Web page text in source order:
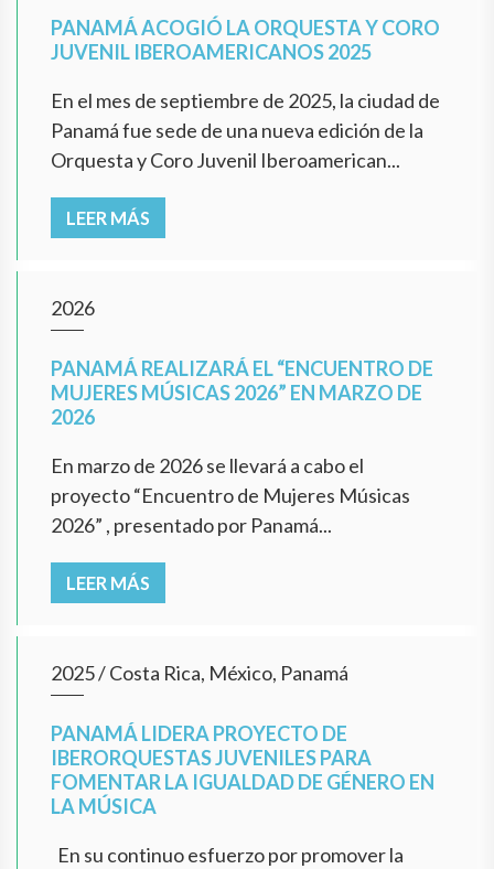
PANAMÁ ACOGIÓ LA ORQUESTA Y CORO
JUVENIL IBEROAMERICANOS 2025
En el mes de septiembre de 2025, la ciudad de
Panamá fue sede de una nueva edición de la
Orquesta y Coro Juvenil Iberoamerican...
LEER MÁS
2026
PANAMÁ REALIZARÁ EL “ENCUENTRO DE
MUJERES MÚSICAS 2026” EN MARZO DE
2026
En marzo de 2026 se llevará a cabo el
proyecto “Encuentro de Mujeres Músicas
2026” , presentado por Panamá...
LEER MÁS
2025/Costa Rica, México, Panamá
PANAMÁ LIDERA PROYECTO DE
IBERORQUESTAS JUVENILES PARA
FOMENTAR LA IGUALDAD DE GÉNERO EN
LA MÚSICA
En su continuo esfuerzo por promover la